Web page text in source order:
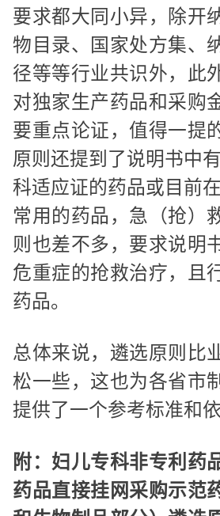
要求都大同小异，除开
物目录、国家处方集、
径等等行业共识外，此
对独家生产药品和采购
要重点论证，值得一提
原则还提到了说明书中
科适应证的药品或目前
常用的药品，急（抢）
则也差不多，要求说明
危重症的抢救治疗，且
药品。
总体来说，遴选原则比
松一些，这也为各省市
提供了一个参考标准和依
附：妇儿专科非专利药
药品直接挂网采购示范